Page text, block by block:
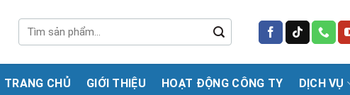
kiếm:
TRANG CHỦ GIỚI THIỆU HOẠT ĐỘNG CÔNG TY DỊCH VỤ